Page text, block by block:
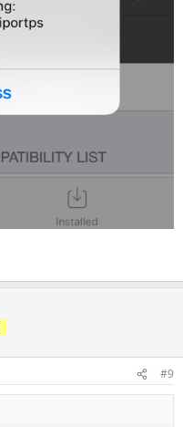
#9